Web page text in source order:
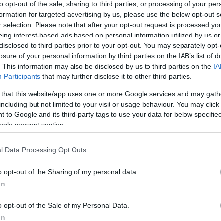
opt-out of the sale, sharing to third parties, or processing of your
for targeted advertising by us, please use the below opt-out
selection. Please note that after your opt-out request is processed
interest-based ads based on personal information utilized by us
to third parties prior to your opt-out. You may separately
of your personal information by third parties on the IAB’s list of
This information may also be disclosed by us to third parties on the
Participants that may further disclose it to other third parties.
that this website/app uses one or more Google services and may
but not limited to your visit or usage behaviour. You may
to Google and its third-party tags to use your data for below
consent section.
Data Processing Opt Outs
opt-out of the Sharing of my personal data.
opt-out of the Sale of my Personal Data.
Nagycirkusz is, amelyek a hagyományos családi
múzeumpedagógiai és kézműves
újrahasznosított termékekből készült kiállítással és
is készülnek - közölte a Szépművészeti Múzeum
többek között Szalóki Ági tart táncházat a
az Apacuka zenekar, az Iszkiri együttes és a
A látogatók ötleteket kaphatnak a környezettudatos
vagy ügyességi játékokban próbálhatják ki
a méhek életével és a felelős
is. A sportot kedvelők csatlakozhatnak a Ligetkört
kipróbálhatják magukat az ökolabirintusban, az
hogy bemutassa, milyen lenne a Városliget anélkül a
ezzel a park növényzetében.
torlódásokra lehet számítani - közölte a Budapesti
(BKK) az MTI-vel.
16:21
12:56
a